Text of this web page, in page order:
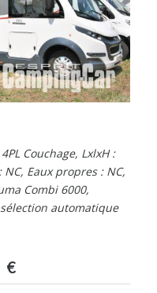
Couchage, LxlxH :
NC, Eaux propres : NC,
Combi 6000,
automatique
€